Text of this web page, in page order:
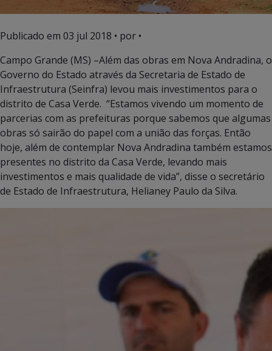
Publicado em 03 jul 2018 • por •
Campo Grande (MS) –Além das obras em Nova Andradina, o
Governo do Estado através da Secretaria de Estado de
Infraestrutura (Seinfra) levou mais investimentos para o
distrito de Casa Verde. “Estamos vivendo um momento de
parcerias com as prefeituras porque sabemos que algumas
obras só sairão do papel com a união das forças. Então
hoje, além de contemplar Nova Andradina também estamos
presentes no distrito da Casa Verde, levando mais
investimentos e mais qualidade de vida”, disse o secretário
de Estado de Infraestrutura, Helianey Paulo da Silva.